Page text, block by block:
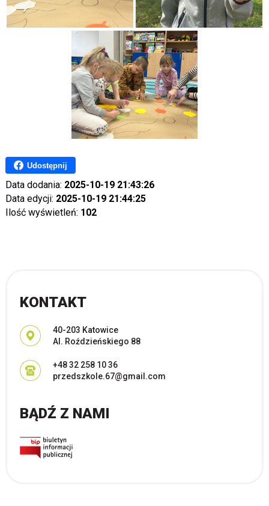
Udostępnij
Data dodania: 2025-10-19 21:43:26
Data edycji: 2025-10-19 21:44:25
Ilość wyświetleń: 102
KONTAKT
Adres pocztowy:
40-203 Katowice
Al. Roździeńskiego 88
+48 32 258 10 36
przedszkole.67@gmail.com
BĄDŹ Z NAMI